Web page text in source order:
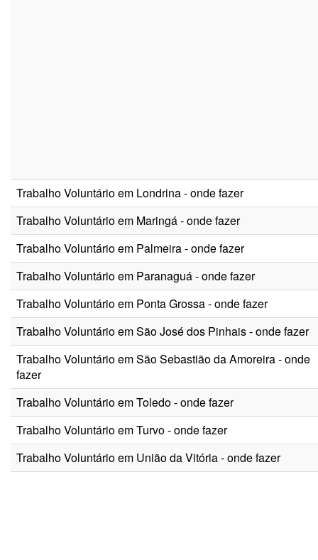
Trabalho Voluntário em Londrina - onde fazer
Trabalho Voluntário em Maringá - onde fazer
Trabalho Voluntário em Palmeira - onde fazer
Trabalho Voluntário em Paranaguá - onde fazer
Trabalho Voluntário em Ponta Grossa - onde fazer
Trabalho Voluntário em São José dos Pinhais - onde fazer
Trabalho Voluntário em São Sebastião da Amoreira - onde
fazer
Trabalho Voluntário em Toledo - onde fazer
Trabalho Voluntário em Turvo - onde fazer
Trabalho Voluntário em União da Vitória - onde fazer